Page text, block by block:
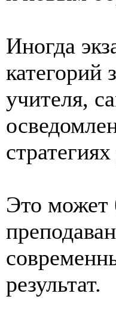
Иногда
категорий
учителя,
Это может
результат.